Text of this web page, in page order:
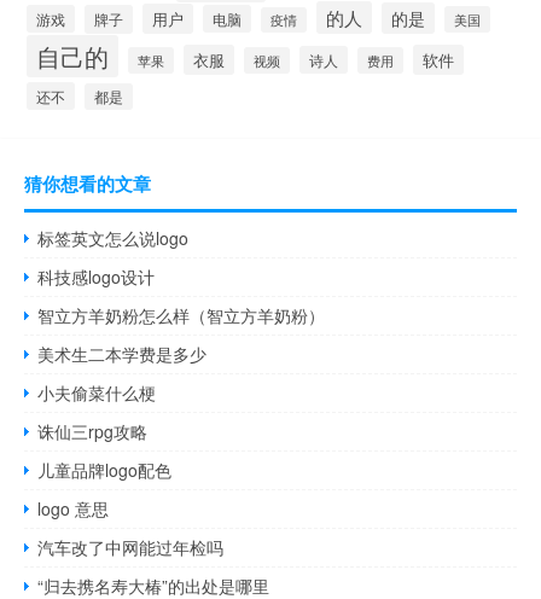
游戏 牌子 用户 电脑 疫情 的人 的是 美国
自己的 苹果 衣服 视频 诗人 费用 软件
还不 都是
猜你想看的文章
标签英文怎么说logo
科技感logo设计
智立方羊奶粉怎么样（智立方羊奶粉）
美术生二本学费是多少
小夫偷菜什么梗
诛仙三rpg攻略
儿童品牌logo配色
logo 意思
汽车改了中网能过年检吗
“归去携名寿大椿”的出处是哪里